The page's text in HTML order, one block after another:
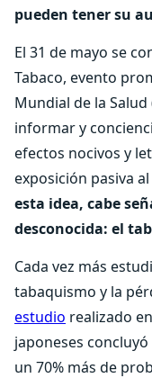
pueden tener su
El 31 de mayo se
Tabaco, evento
Mundial de la
informar y
efectos nocivos y
exposición pasiva
esta idea, cabe
desconocida: el
Cada vez más
tabaquismo y la
estudio realizado
japoneses
un 70% más de